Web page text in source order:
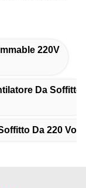
220V
Da Soffitto
Da 220 Volt